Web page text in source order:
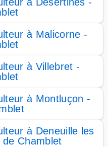
à Malicorne -
à Villebret -
à Montluçon -
à Deneuille les
Chamblet